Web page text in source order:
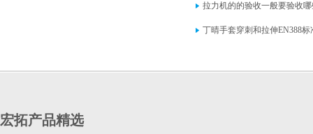
拉力机的的验收一般要验收
丁晴手套穿刺和拉伸EN388
宏拓产品精选